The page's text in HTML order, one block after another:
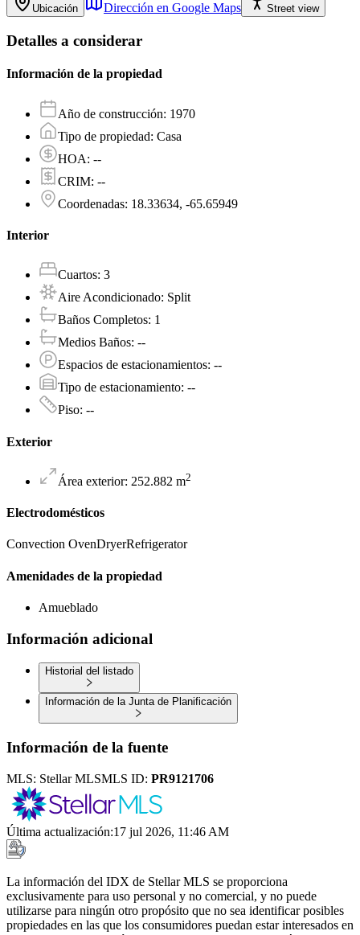
Ubicación Dirección en Google Maps Street view
Detalles a considerar
Información de la propiedad
Año de construcción: 1970
Tipo de propiedad: Casa
HOA: --
CRIM: --
Coordenadas: 18.33634, -65.65949
Interior
Cuartos: 3
Aire Acondicionado: Split
Baños Completos: 1
Medios Baños: --
Espacios de estacionamientos: --
Tipo de estacionamiento: --
Piso: --
Exterior
Área exterior: 252.882 m2
Electrodomésticos
Convection OvenDryerRefrigerator
Amenidades de la propiedad
Amueblado
Información adicional
Historial del listado
Información de la Junta de Planificación
Información de la fuente
MLS: Stellar MLSMLS ID: PR9121706
Última actualización:17 jul 2026, 11:46 AM
La información del IDX de Stellar MLS se proporciona
exclusivamente para uso personal y no comercial, y no puede
utilizarse para ningún otro propósito que no sea identificar posibles
propiedades en las que los consumidores puedan estar interesados en